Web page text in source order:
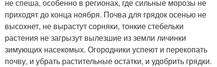
не спеша, особенно в регионах, где сильные морозы не
приходят до конца ноября. Почва для грядок осенью не
высохнет, не вырастут сорняки, тонкие стебельки
растения не загрызут вылезшие из земли личинки
зимующих насекомых. Огородники успеют и перекопать
почву, и убрать растительные остатки, и удобрить грядки.